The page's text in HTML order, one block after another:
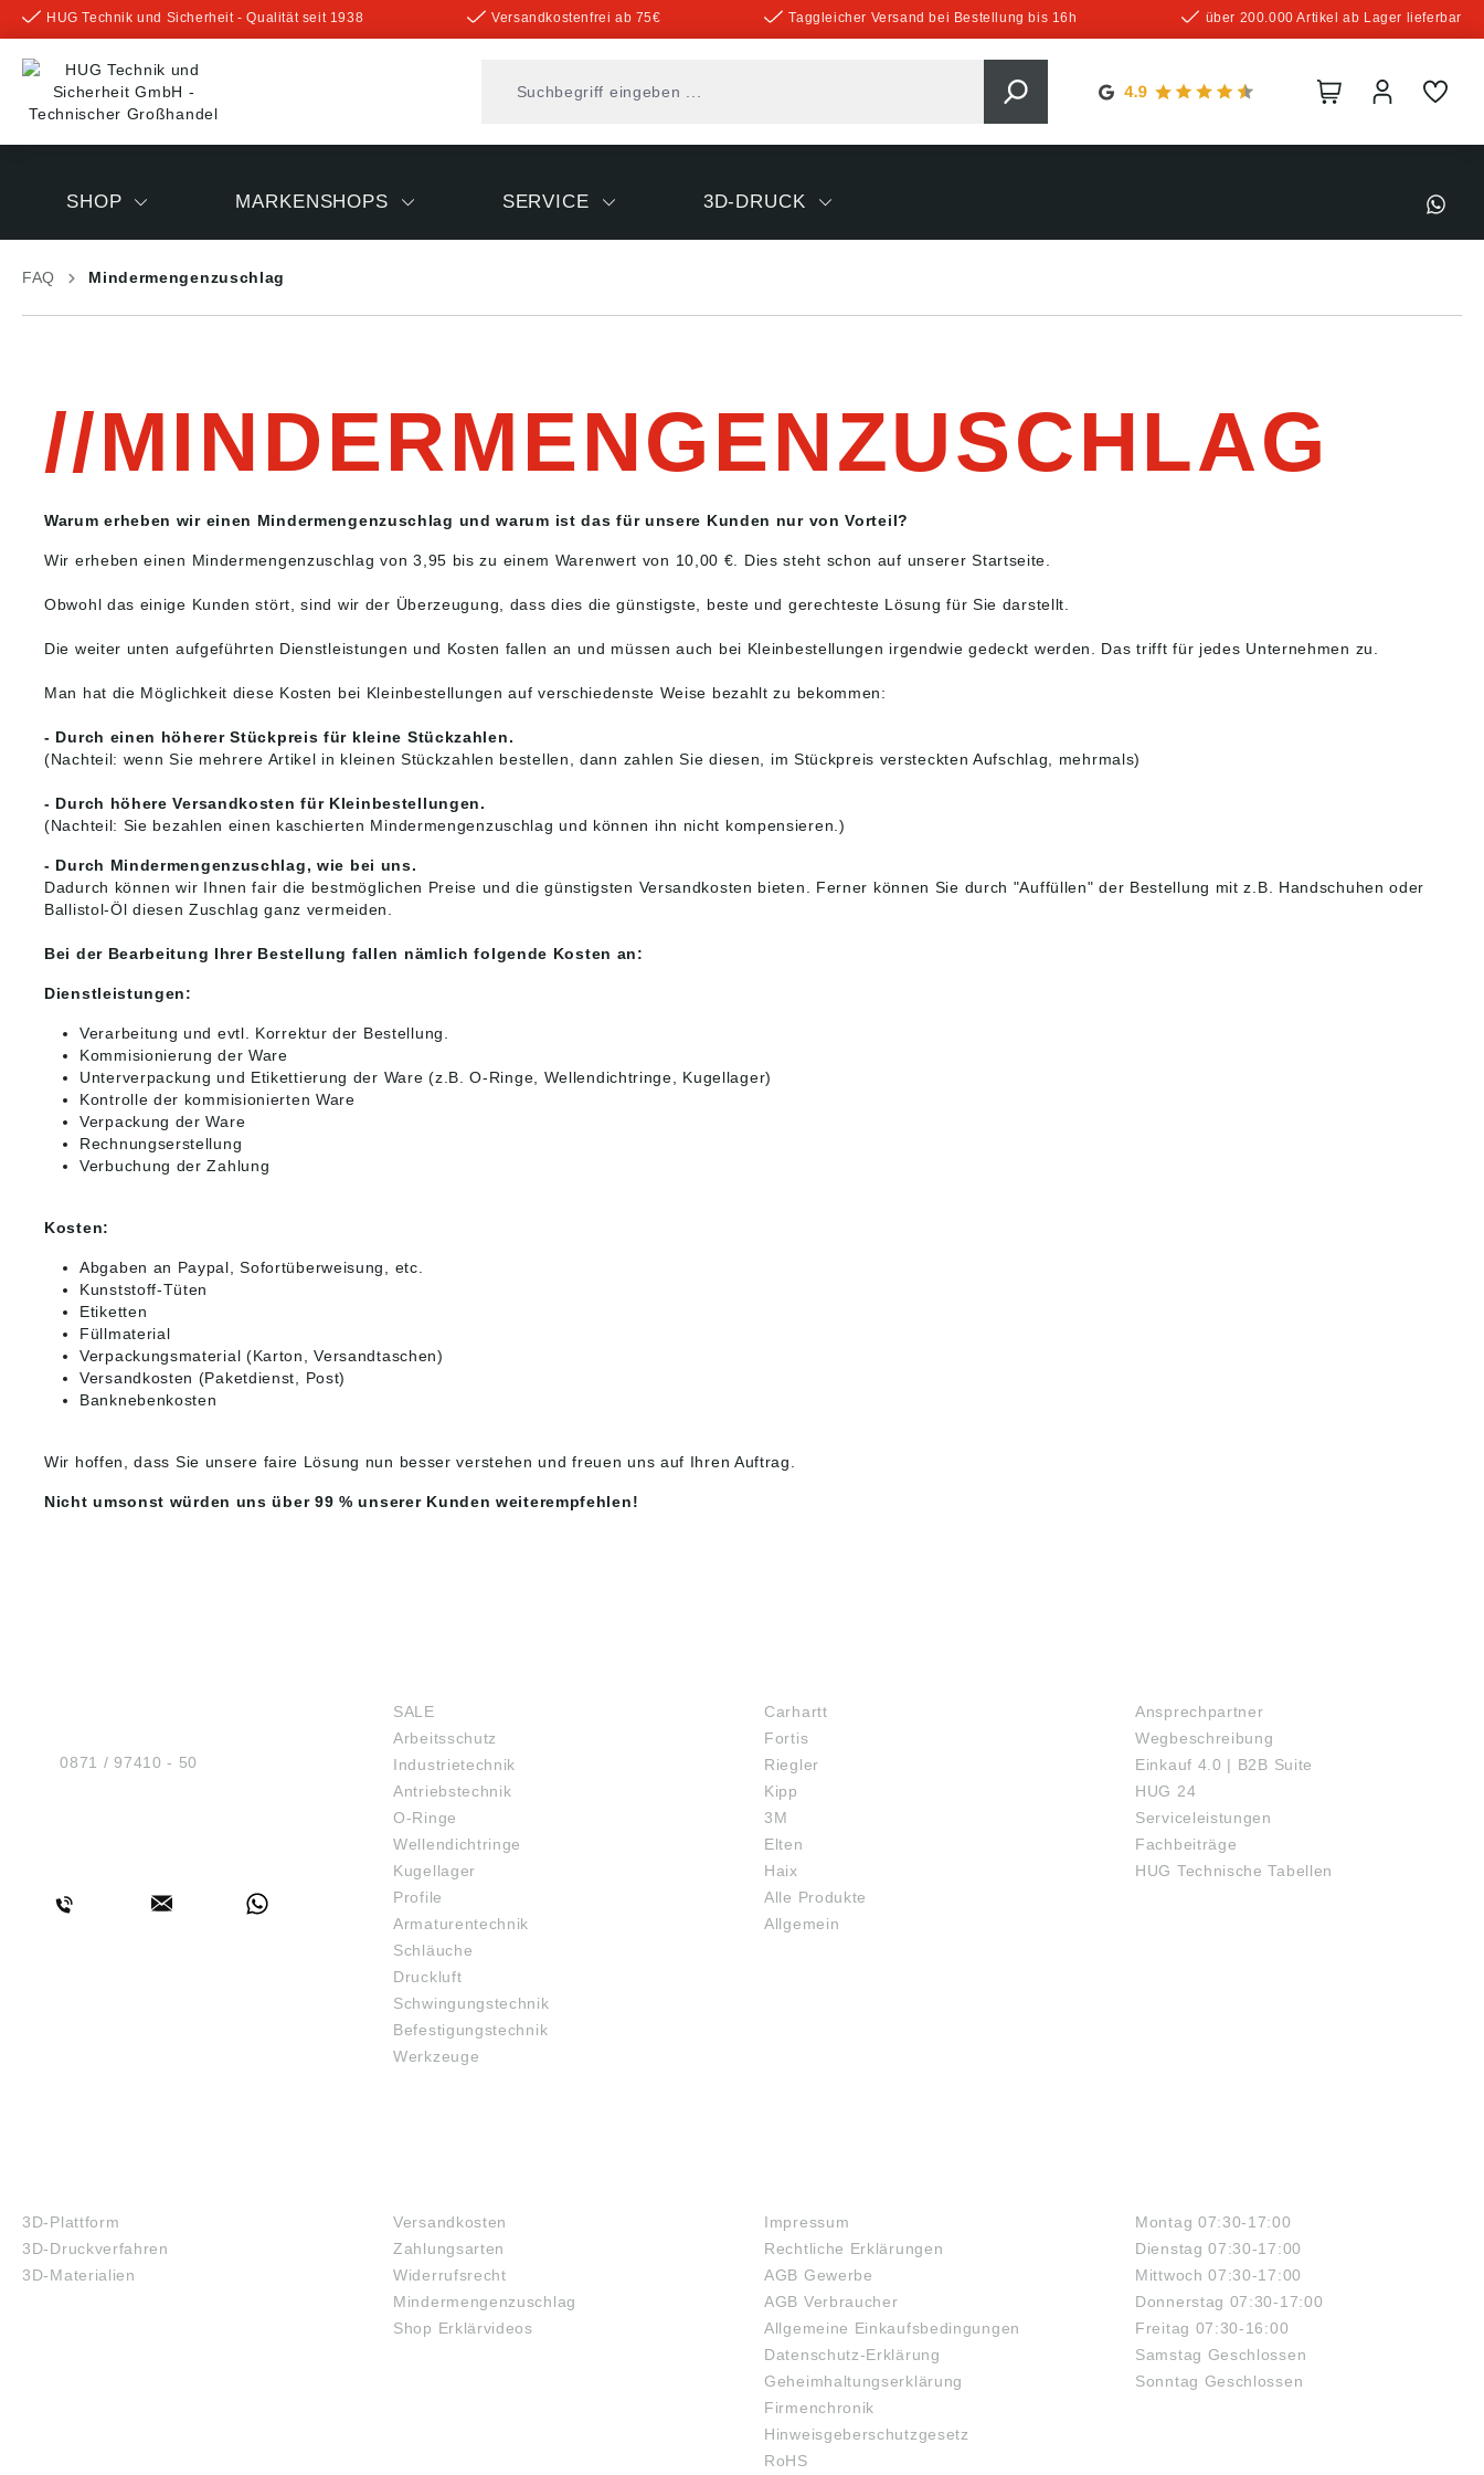
springen
HUG Technik und Sicherheit - Qualität seit 1938 Versandkostenfrei ab 75€ Taggleicher Versand bei Bestellung bis 16h über 200.000 Artikel ab Lager lieferbar
SHOP MARKENSHOPS SERVICE 3D-DRUCK
FAQ Mindermengenzuschlag
MINDERMENGENZUSCHLAG
Warum erheben wir einen Mindermengenzuschlag und warum ist das für unsere Kunden nur von Vorteil?
Wir erheben einen Mindermengenzuschlag von 3,95 bis zu einem Warenwert von 10,00 €. Dies steht schon auf unserer Startseite.
Obwohl das einige Kunden stört, sind wir der Überzeugung, dass dies die günstigste, beste und gerechteste Lösung für Sie darstellt.
Die weiter unten aufgeführten Dienstleistungen und Kosten fallen an und müssen auch bei Kleinbestellungen irgendwie gedeckt werden. Das trifft für jedes Unternehmen zu.
Man hat die Möglichkeit diese Kosten bei Kleinbestellungen auf verschiedenste Weise bezahlt zu bekommen:
- Durch einen höherer Stückpreis für kleine Stückzahlen.
(Nachteil: wenn Sie mehrere Artikel in kleinen Stückzahlen bestellen, dann zahlen Sie diesen, im Stückpreis versteckten Aufschlag, mehrmals)
- Durch höhere Versandkosten für Kleinbestellungen.
(Nachteil: Sie bezahlen einen kaschierten Mindermengenzuschlag und können ihn nicht kompensieren.)
- Durch Mindermengenzuschlag, wie bei uns.
Dadurch können wir Ihnen fair die bestmöglichen Preise und die günstigsten Versandkosten bieten. Ferner können Sie durch "Auffüllen" der Bestellung mit z.B. Handschuhen oder
Ballistol-Öl diesen Zuschlag ganz vermeiden.
Bei der Bearbeitung Ihrer Bestellung fallen nämlich folgende Kosten an:
Dienstleistungen:
Verarbeitung und evtl. Korrektur der Bestellung.
Kommisionierung der Ware
Unterverpackung und Etikettierung der Ware (z.B. O-Ringe, Wellendichtringe, Kugellager)
Kontrolle der kommisionierten Ware
Verpackung der Ware
Rechnungserstellung
Verbuchung der Zahlung
Kosten:
Abgaben an Paypal, Sofortüberweisung, etc.
Kunststoff-Tüten
Etiketten
Füllmaterial
Verpackungsmaterial (Karton, Versandtaschen)
Versandkosten (Paketdienst, Post)
Banknebenkosten
Wir hoffen, dass Sie unsere faire Lösung nun besser verstehen und freuen uns auf Ihren Auftrag.
Nicht umsonst würden uns über 99 % unserer Kunden weiterempfehlen!
Tel.:0871 / 97410 - 50
SALE
Arbeitsschutz
Industrietechnik
Antriebstechnik
O-Ringe
Wellendichtringe
Kugellager
Profile
Armaturentechnik
Schläuche
Druckluft
Schwingungstechnik
Befestigungstechnik
Werkzeuge
Carhartt
Fortis
Riegler
Kipp
3M
Elten
Haix
Alle Produkte
Allgemein
Ansprechpartner
Wegbeschreibung
Einkauf 4.0 | B2B Suite
HUG 24
Serviceleistungen
Fachbeiträge
HUG Technische Tabellen
3D-Plattform
3D-Druckverfahren
3D-Materialien
Versandkosten
Zahlungsarten
Widerrufsrecht
Mindermengenzuschlag
Shop Erklärvideos
Impressum
Rechtliche Erklärungen
AGB Gewerbe
AGB Verbraucher
Allgemeine Einkaufsbedingungen
Datenschutz-Erklärung
Geheimhaltungserklärung
Firmenchronik
Hinweisgeberschutzgesetz
RoHS
Montag 07:30-17:00
Dienstag 07:30-17:00
Mittwoch 07:30-17:00
Donnerstag 07:30-17:00
Freitag 07:30-16:00
Samstag Geschlossen
Sonntag Geschlossen